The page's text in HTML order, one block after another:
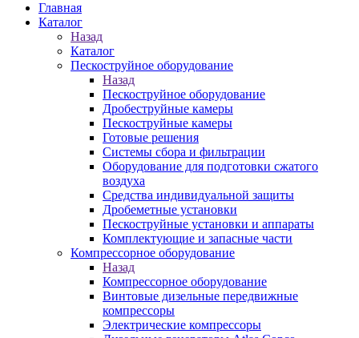
Главная
Каталог
Назад
Каталог
Пескоструйное оборудование
Назад
Пескоструйное оборудование
Дробеструйные камеры
Пескоструйные камеры
Готовые решения
Системы сбора и фильтрации
Оборудование для подготовки сжатого
воздуха
Средства индивидуальной защиты
Дробеметные установки
Пескоструйные установки и аппараты
Комплектующие и запасные части
Компрессорное оборудование
Назад
Компрессорное оборудование
Винтовые дизельные передвижные
компрессоры
Электрические компрессоры